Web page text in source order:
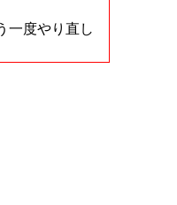
一度やり直し